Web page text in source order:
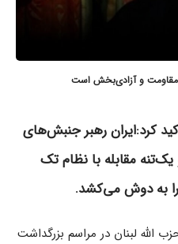
مقاومت و آزادی‌بخش است
کرد:ایران رهبر جنبش‌های
مقابله با نظام تک
به دوش می‌کشد.
الله لبنان در مراسم بزرگداشت